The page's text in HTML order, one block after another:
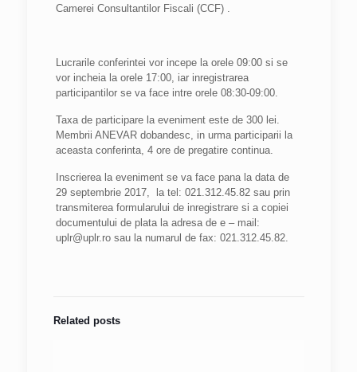
Camerei Consultantilor Fiscali (CCF) .
Lucrarile conferintei vor incepe la orele 09:00 si se
vor incheia la orele 17:00, iar inregistrarea
participantilor se va face intre orele 08:30-09:00.
Taxa de participare la eveniment este de 300 lei.
Membrii ANEVAR dobandesc, in urma participarii la
aceasta conferinta, 4 ore de pregatire continua.
Inscrierea la eveniment se va face pana la data de
29 septembrie 2017, la tel: 021.312.45.82 sau prin
transmiterea formularului de inregistrare si a copiei
documentului de plata la adresa de e – mail:
uplr@uplr.ro sau la numarul de fax: 021.312.45.82.
Related posts